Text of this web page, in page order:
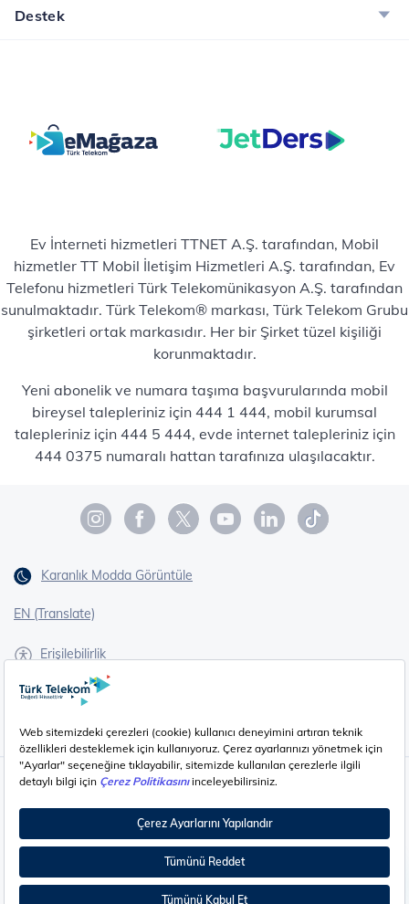
Destek
Ev İnterneti hizmetleri TTNET A.Ş. tarafından, Mobil
hizmetler TT Mobil İletişim Hizmetleri A.Ş. tarafından, Ev
Telefonu hizmetleri Türk Telekomünikasyon A.Ş. tarafından
sunulmaktadır. Türk Telekom® markası, Türk Telekom Grubu
şirketleri ortak markasıdır. Her bir Şirket tüzel kişiliği
korunmaktadır.
Yeni abonelik ve numara taşıma başvurularında mobil
bireysel talepleriniz için 444 1 444, mobil kurumsal
talepleriniz için 444 5 444, evde internet talepleriniz için
444 0375 numaralı hattan tarafınıza ulaşılacaktır.
Karanlık Modda Görüntüle
EN (Translate)
Erişilebilirlik
İşaret Dili Çevirisi
Çerez Ayarları